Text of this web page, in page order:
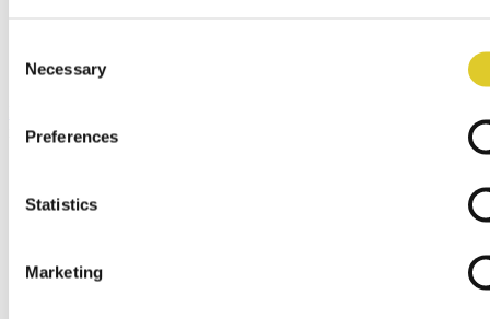
Selection
Necessary
Preferences
Statistics
Marketing
Connexion Distributeur
Español
Polski
русский